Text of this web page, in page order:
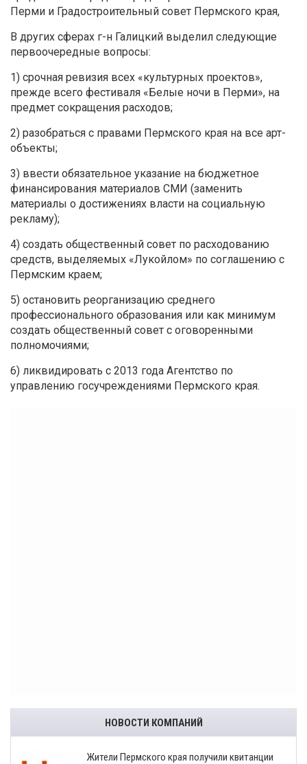
Перми и Градостроительный совет Пермского края,
В других сферах г-н Галицкий выделил следующие
первоочередные вопросы:
1) срочная ревизия всех «культурных проектов»,
прежде всего фестиваля «Белые ночи в Перми», на
предмет сокращения расходов;
2) разобраться с правами Пермского края на все арт-
объекты;
3) ввести обязательное указание на бюджетное
финансирования материалов СМИ (заменить
материалы о достижениях власти на социальную
рекламу);
4) создать общественный совет по расходованию
средств, выделяемых «Лукойлом» по соглашению с
Пермским краем;
5) остановить реорганизацию среднего
профессионального образования или как минимум
создать общественный совет с оговоренными
полномочиями;
6) ликвидировать с 2013 года Агентство по
управлению госучреждениями Пермского края.
НОВОСТИ КОМПАНИЙ
​Жители Пермского края получили квитанции